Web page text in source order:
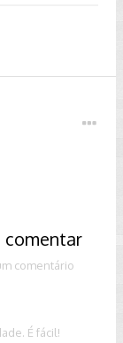
comentar
comentário
É fácil!